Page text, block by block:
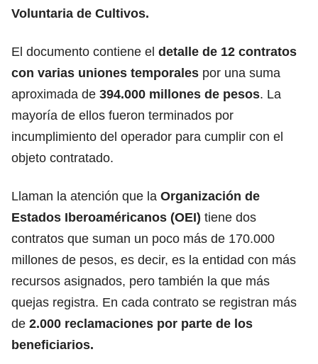
Voluntaria de Cultivos.
El documento contiene el detalle de 12 contratos
con varias uniones temporales por una suma
aproximada de 394.000 millones de pesos. La
mayoría de ellos fueron terminados por
incumplimiento del operador para cumplir con el
objeto contratado.
Llaman la atención que la Organización de
Estados Iberoaméricanos (OEI) tiene dos
contratos que suman un poco más de 170.000
millones de pesos, es decir, es la entidad con más
recursos asignados, pero también la que más
quejas registra. En cada contrato se registran más
de 2.000 reclamaciones por parte de los
beneficiarios.